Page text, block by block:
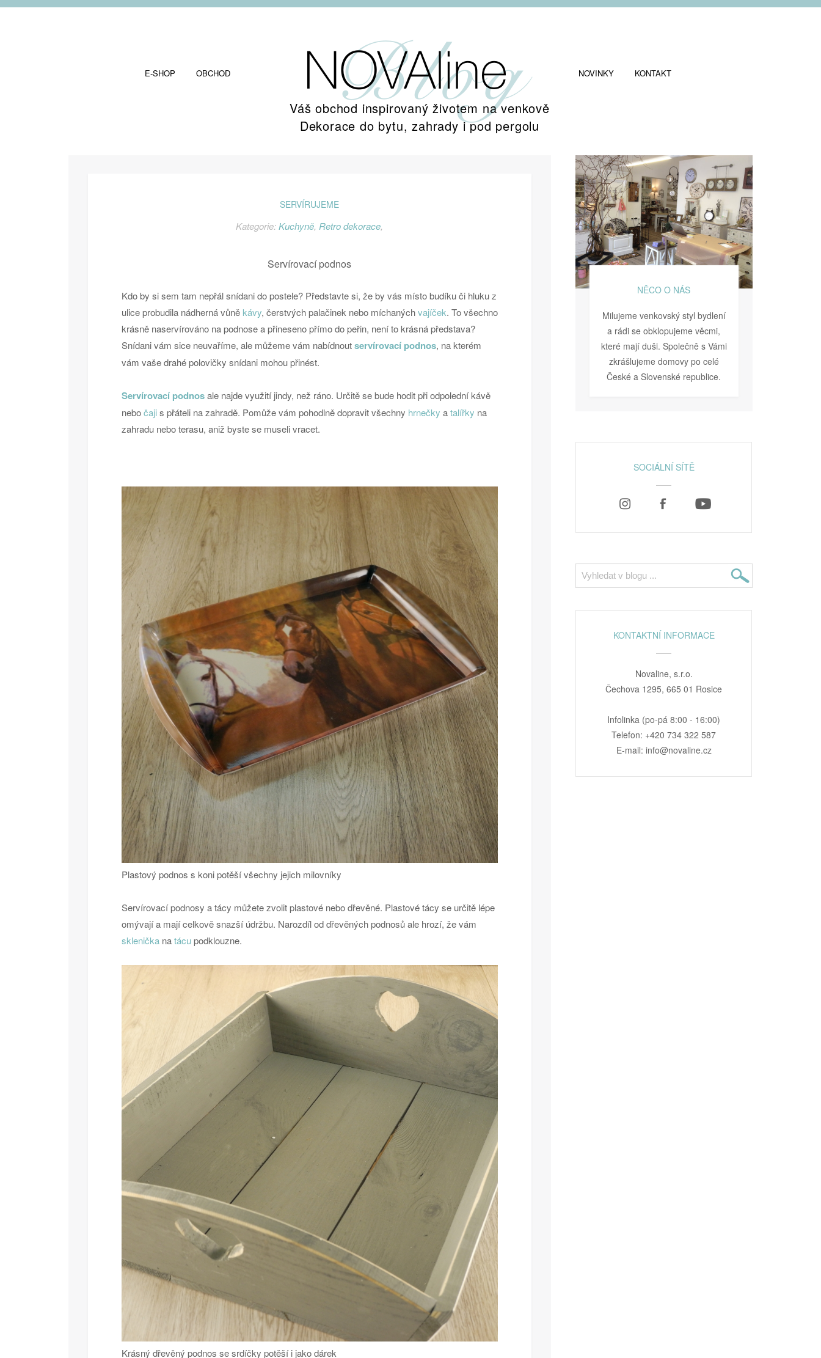
E-SHOP OBCHOD
Váš obchod inspirovaný životem na venkově
Dekorace do bytu, zahrady i pod pergolu
NOVINKY KONTAKT
SERVÍRUJEME
Kategorie:Kuchyně, Retro dekorace,
Servírovací podnos
Kdo by si sem tam nepřál snídani do postele? Představte si, že by vás místo budíku či hluku z
ulice probudila nádherná vůně kávy, čerstvých palačinek nebo míchanýchvajíček. To všechno
krásně naservírováno na podnose a přineseno přímo do peřin, není to krásná představa?
Snídani vám sice neuvaříme, ale můžeme vám nabídnoutservírovací podnos, na kterém
vám vaše drahé polovičky snídani mohou přinést.
Servírovací podnosale najde využití jindy, než ráno. Určitě se bude hodit při odpolední kávě
nebočajis přáteli na zahradě. Pomůže vám pohodlně dopravit všechny hrnečky atalířky na
zahradu nebo terasu, aniž byste se museli vracet.
Plastový podnos s koni potěší všechny jejich milovníky
Servírovací podnosy a tácy můžete zvolit plastové nebo dřevěné. Plastové tácy se určitě lépe
omývají a mají celkově snazší údržbu. Narozdíl od dřevěných podnosů ale hrozí, že vám
skleničkanatácupodklouzne.
Krásný dřevěný podnos se srdíčky potěší i jako dárek
NĚCO O NÁS
Milujeme venkovský styl bydlení
a rádi se obklopujeme věcmi,
které mají duši. Společně s Vámi
zkrášlujeme domovy po celé
České a Slovenské republice.
SOCIÁLNÍ SÍTĚ
KONTAKTNÍ INFORMACE
Novaline, s.r.o.
Čechova 1295, 665 01 Rosice
Infolinka (po-pá 8:00 - 16:00)
Telefon: +420 734 322 587
E-mail: info@novaline.cz